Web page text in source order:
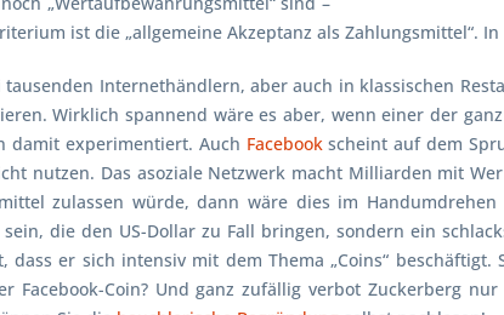
ist die „allgemeine Akzeptanz als Zahlungsmittel“.
Internethändlern, aber auch in klassischen
Wirklich spannend wäre es aber, wenn einer der
damit experimentiert. Auch Facebookscheint auf dem
nutzen. Das asoziale Netzwerk macht Milliarden mit
zulassen würde, dann wäre dies im
die den US-Dollar zu Fall bringen, sondern ein
er sich intensiv mit dem Thema „Coins“
Coin? Und ganz zufällig verbot Zuckerberg